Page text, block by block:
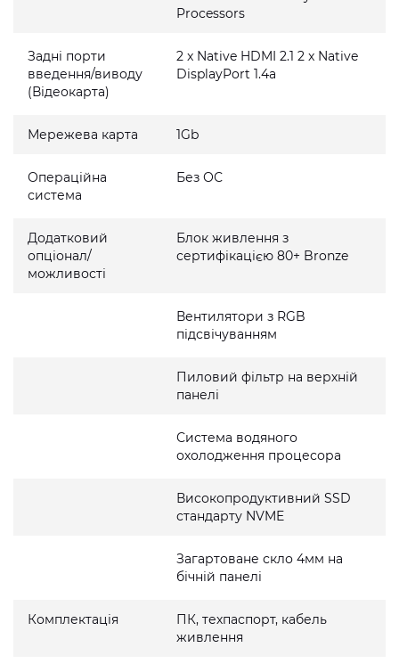
Processors
Задні порти
введення/виводу
(Відеокарта)
2 x Native HDMI 2.1 2 x Native
DisplayPort 1.4a
Мережева карта 1Gb
Операційна
система
Без ОС
Додатковий
опціонал/
можливості
Блок живлення з
сертифікацією 80+ Bronze
Вентилятори з RGB
підсвічуванням
Пиловий фільтр на верхній
панелі
Система водяного
охолодження процесора
Високопродуктивний SSD
стандарту NVME
Загартоване скло 4мм на
бічній панелі
Комплектація
ПК, техпаспорт, кабель
живлення